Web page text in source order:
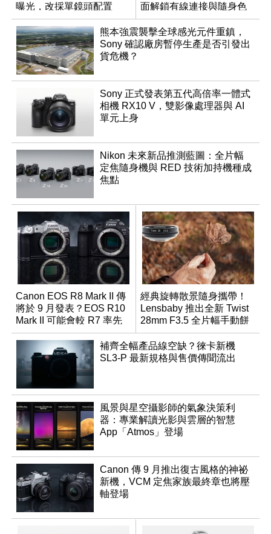
曝光，改採單鏡頭配置
面解鎖有線連接與隨身色
調編輯
熊本強震襲擊全球感光元件重鎮，
Sony 確認廠房暫停生產是否引發出
貨危機？
Sony 正式發表第五代高倍率一體式
相機 RX10 V，雙影像處理器與 AI
單元上身
Nikon 未來新品推測藍圖：全片幅
定焦隨身機與 RED 技術加持機種成
焦點
Canon EOS R8 Mark II 傳
將於 9 月發表？EOS R10
Mark II 可能會較 R7 率先
推出
經典旋轉散景隨身攜帶！
Lensbaby 推出全新 Twist
28mm F3.5 全片幅手動餅
乾鏡
補齊全幅產品線空缺？徠卡新機
SL3-P 最新規格與售價傳聞流出
風景與星空攝影師的氣象決策利
器：專業解讀光影與雲層的智慧
App「Atmos」登場
Canon 傳 9 月推出復古風格的神祕
新機，VCM 定焦家族最終章也將壓
軸登場